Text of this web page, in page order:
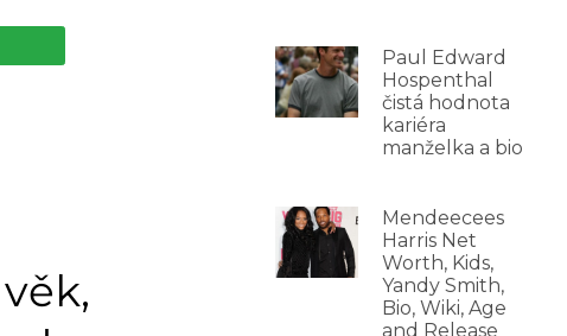
Paul Edward
Hospenthal
čistá hodnota
kariéra
manželka a bio
Mendeecees
Harris Net
Worth, Kids,
Yandy Smith,
Bio, Wiki, Age
and Release